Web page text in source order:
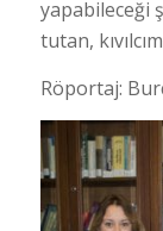
yapabileceği
tutan,
Röportaj: